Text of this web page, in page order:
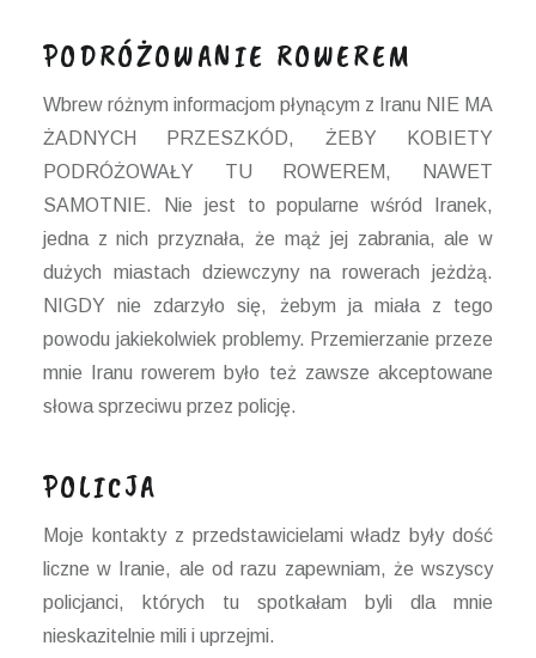
PODRÓŻOWANIE ROWEREM
Wbrew różnym informacjom płynącym z Iranu NIE MA
ŻADNYCH PRZESZKÓD, ŻEBY KOBIETY
PODRÓŻOWAŁY TU ROWEREM, NAWET
SAMOTNIE. Nie jest to popularne wśród Iranek,
jedna z nich przyznała, że mąż jej zabrania, ale w
dużych miastach dziewczyny na rowerach jeżdżą.
NIGDY nie zdarzyło się, żebym ja miała z tego
powodu jakiekolwiek problemy. Przemierzanie przeze
mnie Iranu rowerem było też zawsze akceptowane
słowa sprzeciwu przez policję.
POLICJA
Moje kontakty z przedstawicielami władz były dość
liczne w Iranie, ale od razu zapewniam, że wszyscy
policjanci, których tu spotkałam byli dla mnie
nieskazitelnie mili i uprzejmi.